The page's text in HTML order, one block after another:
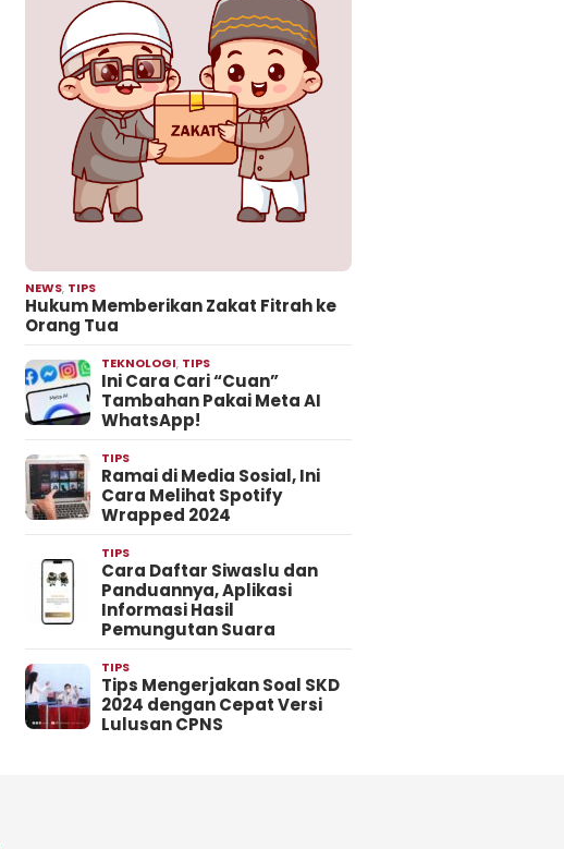
NEWS, TIPS
Hukum Memberikan Zakat Fitrah ke
Orang Tua
TEKNOLOGI, TIPS
Ini Cara Cari “Cuan”
Tambahan Pakai Meta AI
WhatsApp!
TIPS
Ramai di Media Sosial, Ini
Cara Melihat Spotify
Wrapped 2024
TIPS
Cara Daftar Siwaslu dan
Panduannya, Aplikasi
Informasi Hasil
Pemungutan Suara
TIPS
Tips Mengerjakan Soal SKD
2024 dengan Cepat Versi
Lulusan CPNS